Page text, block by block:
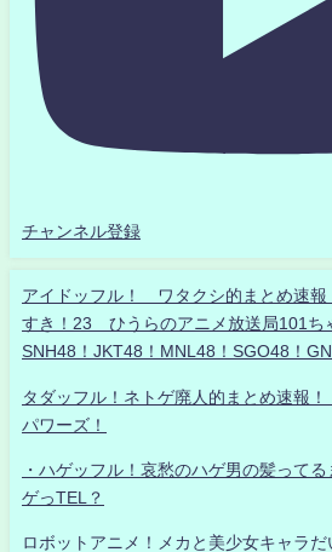
チャンネル登録
アイドッフル！ ワタクシ的まとめ速
すき！23 ひうらのアニメ放送局101ち
SNH48！JKT48！MNL48！SGO48！
タダッフル！ネトゲ廃人的まとめ速報
パワーズ！
・ハゲッフル！哀愁のハゲ男の髪って
ゲっTEL？
ロボットアニメ！メカと美少女キャラだ